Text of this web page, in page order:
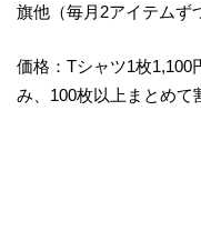
旗他（毎月2アイテムず
価格：Tシャツ1枚
み、100枚以上まとめて